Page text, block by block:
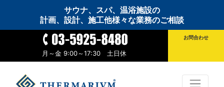
サウナ、スパ、温浴施設の
計画、設計、施工他様々な業務のご相談
月～金 9:00～17:30 土日休
お問合わせ